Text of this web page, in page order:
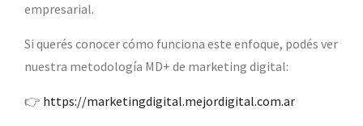
empresarial.
Si querés conocer cómo funciona este enfoque, podés ver
nuestra metodología MD+ de marketing digital:
👉 https://marketingdigital.mejordigital.com.ar